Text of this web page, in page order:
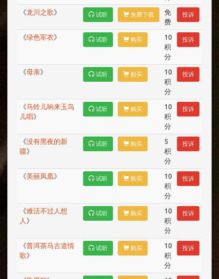
《龙川之歌》 试听 免费下载
免
费
投诉
《绿色军衣》 试听 购买
10
积
分
投诉
《母亲》 试听 购买
10
积
分
投诉
《马铃儿响来玉鸟
儿唱》
试听 购买
10
积
分
投诉
《没有黑夜的新
疆》
试听 购买
5
积
分
投诉
《美丽凤凰》 试听 购买
10
积
分
投诉
《难活不过人想
人 》
试听 购买
10
积
分
投诉
《普洱茶马古道情
歌》
试听 购买
10
积
分
投诉